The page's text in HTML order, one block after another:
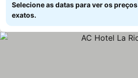
Selecione as datas para ver os preços
exatos.